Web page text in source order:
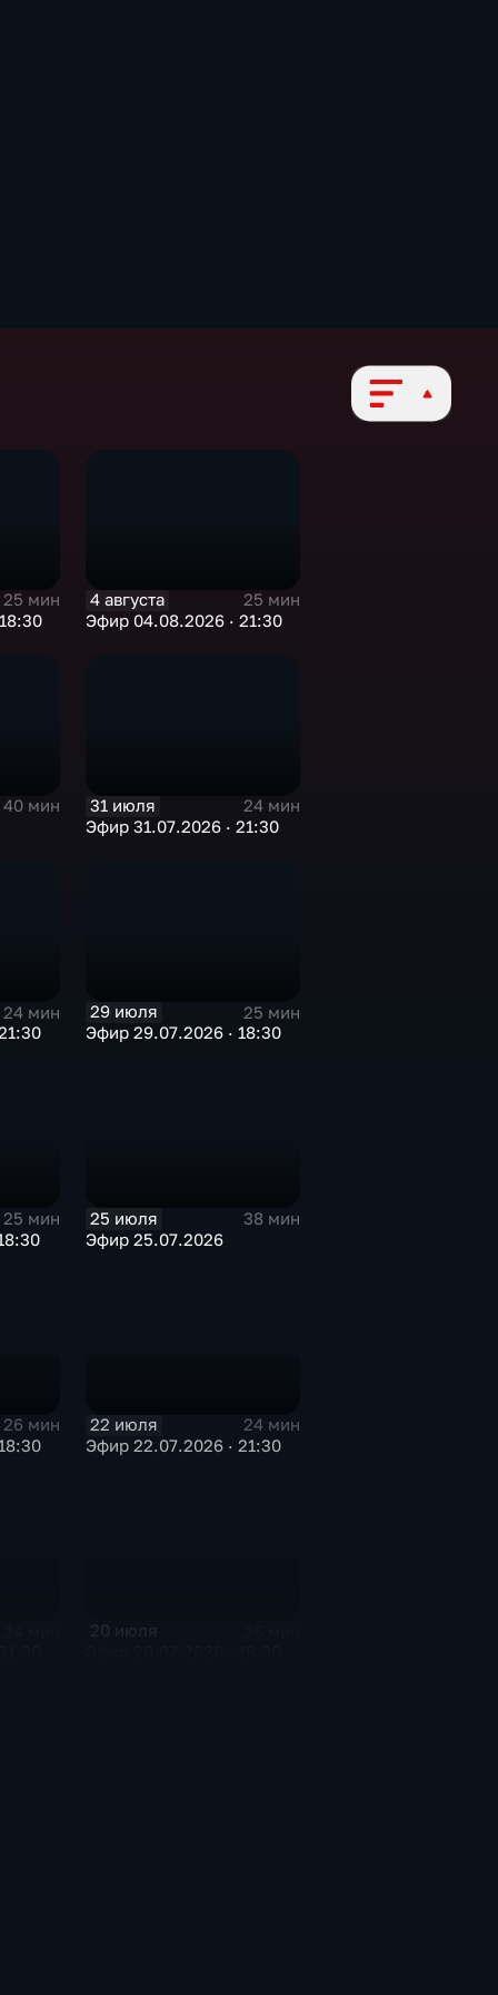
25 мин
4 августа
25 мин
Эфир 04.08.2026 · 21:30
40 мин
31 июля
24 мин
Эфир 31.07.2026 · 21:30
24 мин
29 июля
25 мин
Эфир 29.07.2026 · 18:30
25 мин
25 июля
38 мин
Эфир 25.07.2026
26 мин
22 июля
24 мин
Эфир 22.07.2026 · 21:30
20 июля